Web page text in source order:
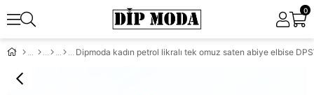
0
Dipmoda kadın petrol likralı tek omuz saten abiye elbise